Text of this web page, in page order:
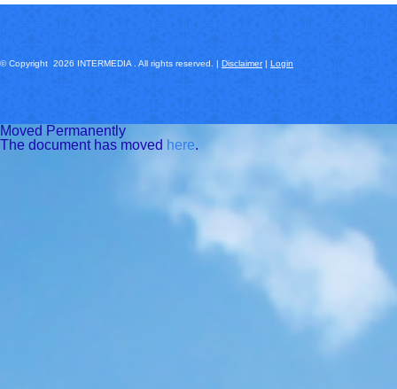
© Copyright 2026 INTERMEDIA . All rights reserved. | Disclaimer| Login
Moved Permanently
The document has moved here.